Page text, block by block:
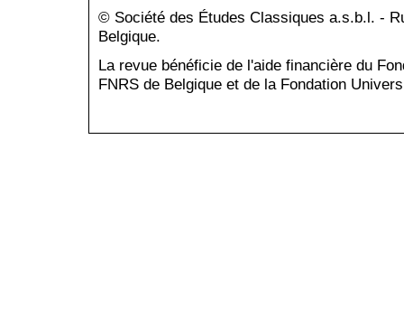
© Société des Études Classiques a.s.b.l. -
Belgique.
La revue bénéficie de l'aide financière du
FNRS de Belgique et de la Fondation